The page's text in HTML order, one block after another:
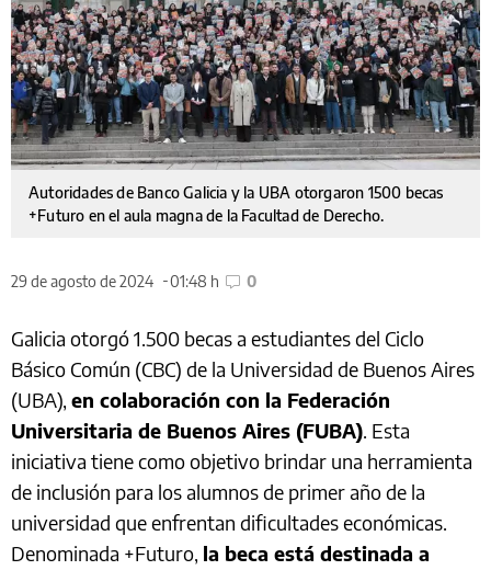
Autoridades de Banco Galicia y la UBA otorgaron 1500 becas
+Futuro en el aula magna de la Facultad de Derecho.
29 de agosto de 2024 01:48 h 0
Galicia otorgó 1.500 becas a estudiantes del Ciclo
Básico Común (CBC) de la Universidad de Buenos Aires
(UBA), en colaboración con la Federación
Universitaria de Buenos Aires (FUBA). Esta
iniciativa tiene como objetivo brindar una herramienta
de inclusión para los alumnos de primer año de la
universidad que enfrentan dificultades económicas.
Denominada +Futuro, la beca está destinada a